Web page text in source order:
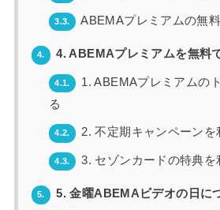
3.3. ABEMAプレミアムの無
4. 4. ABEMAプレミアムを無料
4.1.
1. ABEMAプレミアムの
る
4.2. 2. 不定期キャンペーンを
4.3. 3. セゾンカードの特典を
5. 5. 金曜ABEMAビデオの日に